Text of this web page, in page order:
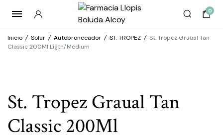
0
Inicio / Solar / Autobronceador / ST. TROPEZ / St. Tropez Graual Tan
Classic 200Ml Ligth/Medium
St. Tropez Graual Tan
Classic 200Ml